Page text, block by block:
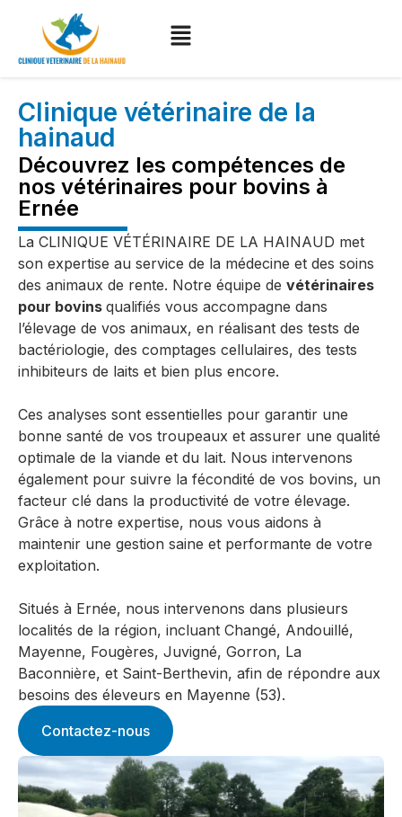
Clinique vétérinaire de la
hainaud
Découvrez les compétences de
nos vétérinaires pour bovins à
Ernée
La CLINIQUE VÉTÉRINAIRE DE LA HAINAUD met
son expertise au service de la médecine et des soins
des animaux de rente. Notre équipe de vétérinaires
pour bovins qualifiés vous accompagne dans
l’élevage de vos animaux, en réalisant des tests de
bactériologie, des comptages cellulaires, des tests
inhibiteurs de laits et bien plus encore.
Ces analyses sont essentielles pour garantir une
bonne santé de vos troupeaux et assurer une qualité
optimale de la viande et du lait. Nous intervenons
également pour suivre la fécondité de vos bovins, un
facteur clé dans la productivité de votre élevage.
Grâce à notre expertise, nous vous aidons à
maintenir une gestion saine et performante de votre
exploitation.
Situés à Ernée, nous intervenons dans plusieurs
localités de la région, incluant Changé, Andouillé,
Mayenne, Fougères, Juvigné, Gorron, La
Baconnière, et Saint-Berthevin, afin de répondre aux
besoins des éleveurs en Mayenne (53).
Contactez-nous